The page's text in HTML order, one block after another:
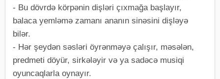
- Bu dövrdə körpənin dişləri çıxmağa başlayır,
balaca yemləmə zamanı ananın sinəsini dişləyə
bilər.
- Hər şeydən səsləri öyrənməyə çalışır, məsələn,
predmeti döyür, sirkələyir və ya sadəcə musiqi
oyuncaqlarla oynayır.